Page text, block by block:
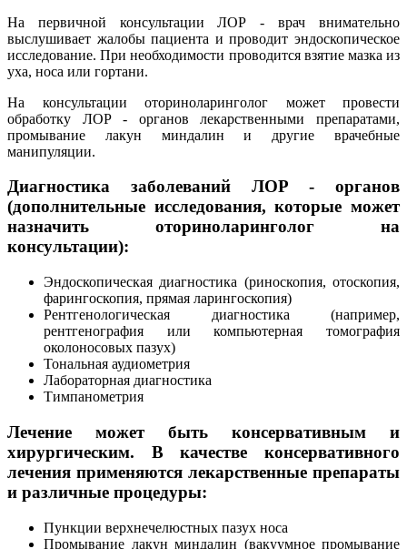
На первичной консультации ЛОР - врач внимательно
выслушивает жалобы пациента и проводит эндоскопическое
исследование. При необходимости проводится взятие мазка из
уха, носа или гортани.
На консультации оториноларинголог может провести
обработку ЛОР - органов лекарственными препаратами,
промывание лакун миндалин и другие врачебные
манипуляции.
Диагностика заболеваний ЛОР - органов
(дополнительные исследования, которые может
назначить оториноларинголог на
консультации):
Эндоскопическая диагностика (риноскопия, отоскопия,
фарингоскопия, прямая ларингоскопия)
Рентгенологическая диагностика (например,
рентгенография или компьютерная томография
околоносовых пазух)
Тональная аудиометрия
Лабораторная диагностика
Тимпанометрия
Лечение может быть консервативным и
хирургическим. В качестве консервативного
лечения применяются лекарственные препараты
и различные процедуры:
Пункции верхнечелюстных пазух носа
Промывание лакун миндалин (вакуумное промывание